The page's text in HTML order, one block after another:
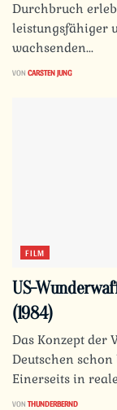
Durchbruch
leistungsfähiger
wachsenden...
VON CARSTEN JUNG
FILM
US-
(1984)
Das Konzept der
Deutschen
Einerseits in
VON THUNDERBERND